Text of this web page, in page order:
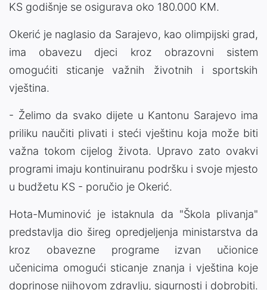
KS godišnje se osigurava oko 180.000 KM.
Okerić je naglasio da Sarajevo, kao olimpijski grad,
ima obavezu djeci kroz obrazovni sistem
omogućiti sticanje važnih životnih i sportskih
vještina.
- Želimo da svako dijete u Kantonu Sarajevo ima
priliku naučiti plivati i steći vještinu koja može biti
važna tokom cijelog života. Upravo zato ovakvi
programi imaju kontinuiranu podršku i svoje mjesto
u budžetu KS - poručio je Okerić.
Hota-Muminović je istaknula da "Škola plivanja"
predstavlja dio šireg opredjeljenja ministarstva da
kroz obavezne programe izvan učionice
učenicima omogući sticanje znanja i vještina koje
doprinose njihovom zdravlju, sigurnosti i dobrobiti.